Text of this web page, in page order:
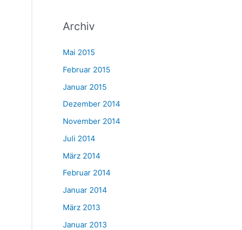
Archiv
Mai 2015
Februar 2015
Januar 2015
Dezember 2014
November 2014
Juli 2014
März 2014
Februar 2014
Januar 2014
März 2013
Januar 2013